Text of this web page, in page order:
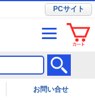
PCサイト
お問い合せ